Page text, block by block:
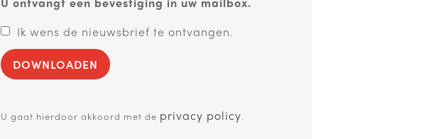
Ik wens de nieuwsbrief te ontvangen.
DOWNLOADEN
U gaat hierdoor akkoord met de privacy policy.